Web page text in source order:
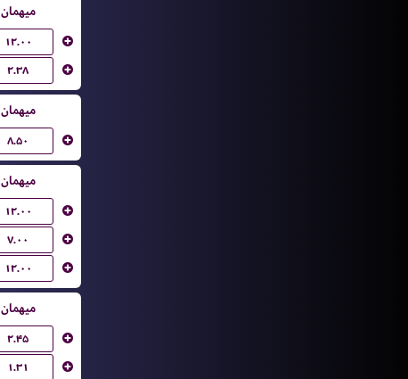
میهمان
۱۲.۰۰
۲.۳۸
میهمان
۸.۵۰
میهمان
۱۲.۰۰
۷.۰۰
۱۲.۰۰
میهمان
۲.۴۵
۱.۳۱